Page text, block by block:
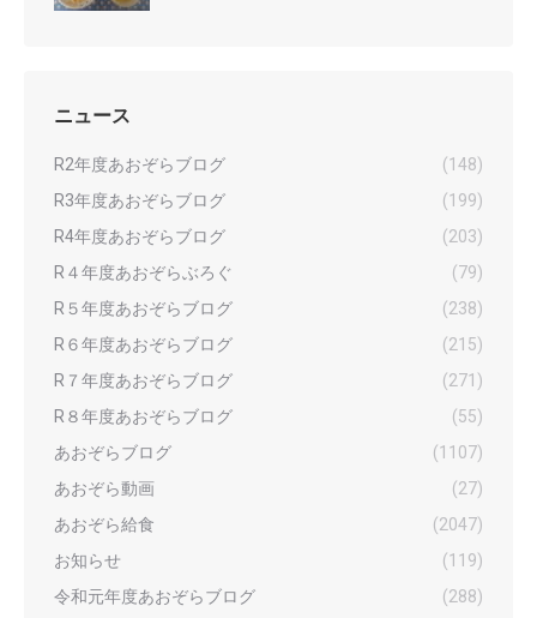
ニュース
R2年度あおぞらブログ
(148)
R3年度あおぞらブログ
(199)
R4年度あおぞらブログ
(203)
R４年度あおぞらぶろぐ
(79)
R５年度あおぞらブログ
(238)
R６年度あおぞらブログ
(215)
R７年度あおぞらブログ
(271)
R８年度あおぞらブログ
(55)
あおぞらブログ
(1107)
あおぞら動画
(27)
あおぞら給食
(2047)
お知らせ
(119)
令和元年度あおぞらブログ
(288)